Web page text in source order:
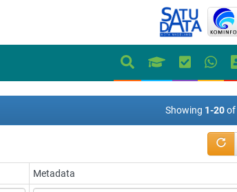
Showing 1-20of
Metadata